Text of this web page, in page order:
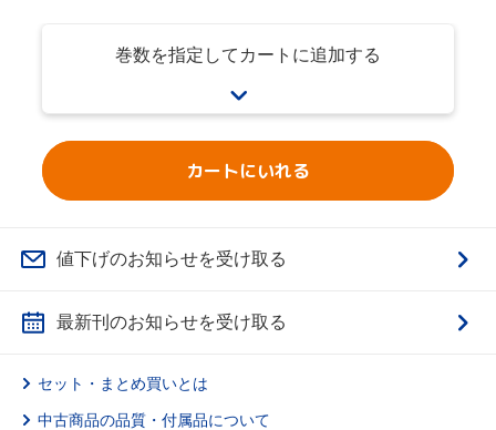
巻数を指定してカートに追加する
カートにいれる
値下げのお知らせを受け取る
最新刊のお知らせを受け取る
セット・まとめ買いとは
中古商品の品質・付属品について